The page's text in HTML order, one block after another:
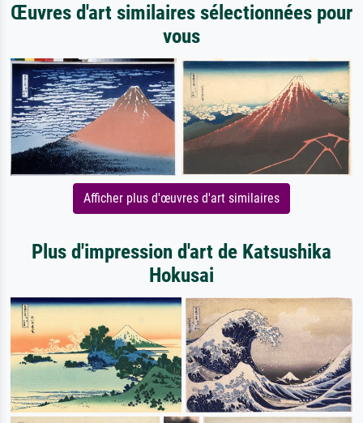
Œuvres d'art similaires sélectionnées pour
vous
Afficher plus d'œuvres d'art similaires
Plus d'impression d'art de Katsushika
Hokusai